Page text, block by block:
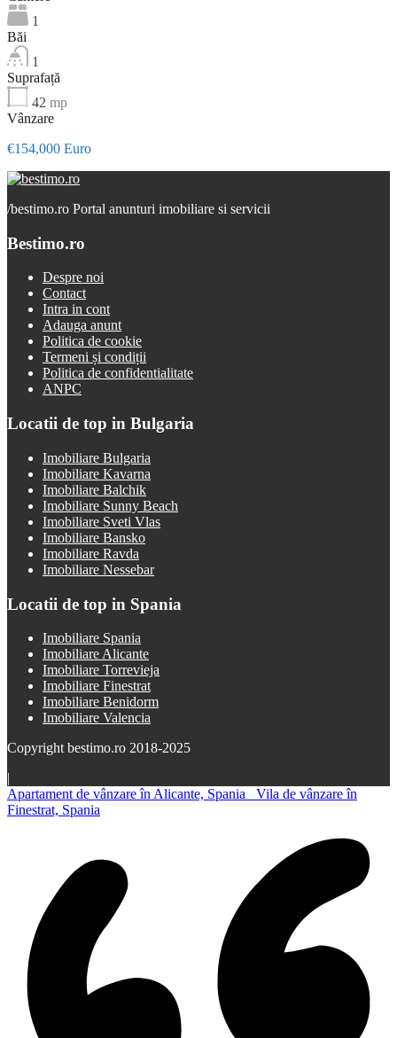
1
Băi
1
Suprafață
42 mp
Vânzare
€154,000 Euro
/bestimo.ro Portal anunturi imobiliare si servicii
Bestimo.ro
Despre noi
Contact
Intra in cont
Adauga anunt
Politica de cookie
Termeni și condiții
Politica de confidentialitate
ANPC
Locatii de top in Bulgaria
Imobiliare Bulgaria
Imobiliare Kavarna
Imobiliare Balchik
Imobiliare Sunny Beach
Imobiliare Sveti Vlas
Imobiliare Bansko
Imobiliare Ravda
Imobiliare Nessebar
Locatii de top in Spania
Imobiliare Spania
Imobiliare Alicante
Imobiliare Torrevieja
Imobiliare Finestrat
Imobiliare Benidorm
Imobiliare Valencia
Copyright bestimo.ro 2018-2025
|
Apartament de vânzare în Alicante, Spania
Vila de vânzare în
Finestrat, Spania